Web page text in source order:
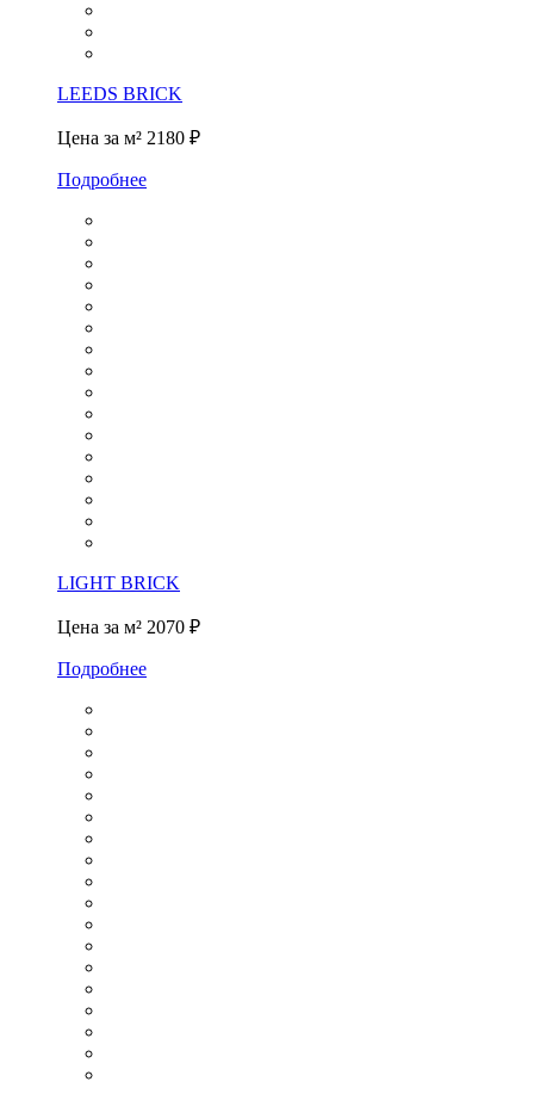
LEEDS BRICK
Цена за м² 2180 ₽
Подробнее
LIGHT BRICK
Цена за м² 2070 ₽
Подробнее